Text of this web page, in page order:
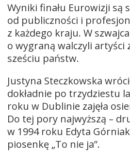
Wyniki finału Eurowizji są
od publiczności i
z każdego kraju. W
o wygraną walczyli artyści
sześciu państw.
Justyna Steczkowska
dokładnie po trzydziestu
roku w Dublinie zajęła
Do tej pory najwyższą –
w 1994 roku Edyta
piosenkę „To nie ja”.